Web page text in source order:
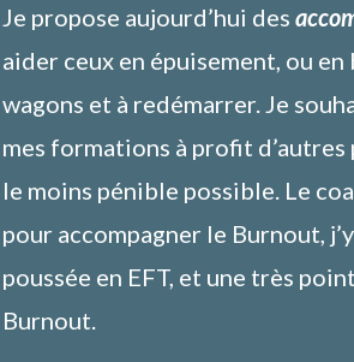
Je propose aujourd’hui des
aider ceux en épuisement, ou
wagons et à redémarrer. Je
mes formations à profit
le moins pénible possible. Le
pour accompagner le Burnout,
poussée en EFT, et une très
Burnout.